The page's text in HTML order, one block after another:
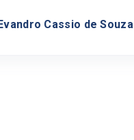
Cassio de Souza